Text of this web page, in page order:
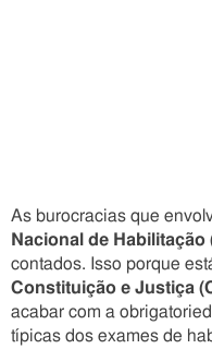
As burocracias que
Nacional de Habilitação
contados. Isso porque
Constituição e Justiça
acabar com a
típicas dos exames de